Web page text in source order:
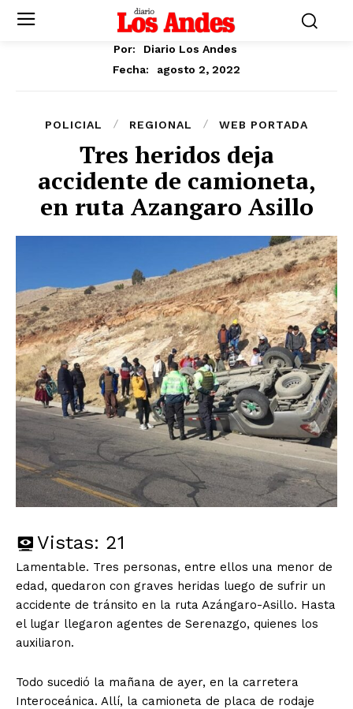
Por:
Diario Los Andes
Fecha:
agosto 2, 2022
POLICIAL REGIONAL WEB PORTADA
Tres heridos deja
accidente de camioneta,
en ruta Azangaro Asillo
Vistas: 21
Lamentable. Tres personas, entre ellos una menor de
edad, quedaron con graves heridas luego de sufrir un
accidente de tránsito en la ruta Azángaro-Asillo. Hasta
el lugar llegaron agentes de Serenazgo, quienes los
auxiliaron.
Todo sucedió la mañana de ayer, en la carretera
Interoceánica. Allí, la camioneta de placa de rodaje